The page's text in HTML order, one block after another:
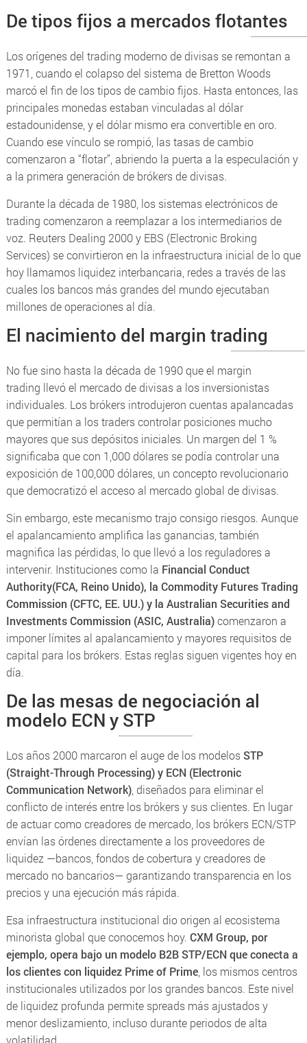
De tipos fijos a mercados flotantes
Los orígenes del trading moderno de divisas se remontan a
1971, cuando el colapso del sistema de Bretton Woods
marcó el fin de los tipos de cambio fijos. Hasta entonces, las
principales monedas estaban vinculadas al dólar
estadounidense, y el dólar mismo era convertible en oro.
Cuando ese vínculo se rompió, las tasas de cambio
comenzaron a “flotar”, abriendo la puerta a la especulación y
a la primera generación de brókers de divisas.
Durante la década de 1980, los sistemas electrónicos de
trading comenzaron a reemplazar a los intermediarios de
voz. Reuters Dealing 2000 y EBS (Electronic Broking
Services) se convirtieron en la infraestructura inicial de lo que
hoy llamamos liquidez interbancaria, redes a través de las
cuales los bancos más grandes del mundo ejecutaban
millones de operaciones al día.
El nacimiento del margin trading
No fue sino hasta la década de 1990 que el margin
trading llevó el mercado de divisas a los inversionistas
individuales. Los brókers introdujeron cuentas apalancadas
que permitían a los traders controlar posiciones mucho
mayores que sus depósitos iniciales. Un margen del 1 %
significaba que con 1,000 dólares se podía controlar una
exposición de 100,000 dólares, un concepto revolucionario
que democratizó el acceso al mercado global de divisas.
Sin embargo, este mecanismo trajo consigo riesgos. Aunque
el apalancamiento amplifica las ganancias, también
magnifica las pérdidas, lo que llevó a los reguladores a
intervenir. Instituciones como la Financial Conduct
Authority(FCA, Reino Unido), la Commodity Futures Trading
Commission (CFTC, EE. UU.) y la Australian Securities and
Investments Commission (ASIC, Australia)comenzaron a
imponer límites al apalancamiento y mayores requisitos de
capital para los brókers. Estas reglas siguen vigentes hoy en
día.
De las mesas de negociación al
modelo ECN y STP
Los años 2000 marcaron el auge de los modelosSTP
(Straight-Through Processing)y ECN (Electronic
Communication Network), diseñados para eliminar el
conflicto de interés entre los brókers y sus clientes. En lugar
de actuar como creadores de mercado, los brókers ECN/STP
envían las órdenes directamente a los proveedores de
liquidez —bancos, fondos de cobertura y creadores de
mercado no bancarios— garantizando transparencia en los
precios y una ejecución más rápida.
Esa infraestructura institucional dio origen al ecosistema
minorista global que conocemos hoy. CXM Group, por
ejemplo, opera bajo un modelo B2B STP/ECN que conecta a
los clientes con liquidez Prime of Prime, los mismos centros
institucionales utilizados por los grandes bancos. Este nivel
de liquidez profunda permite spreads más ajustados y
menor deslizamiento, incluso durante periodos de alta
volatilidad.